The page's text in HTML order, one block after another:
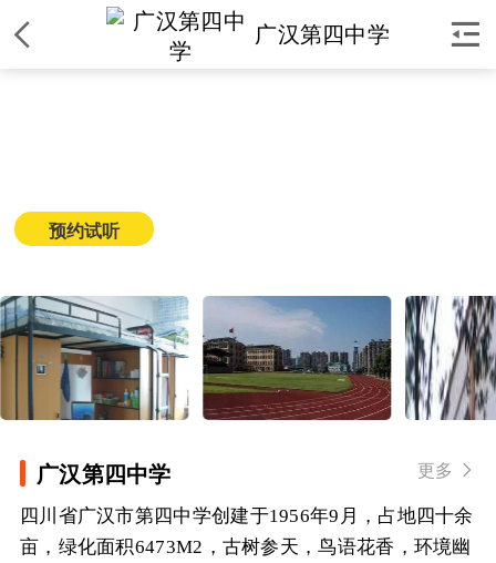
广汉第四中学
 
预约试听
广汉第四中学 更多 
四川省广汉市第四中学创建于1956年9月，占地四十余
亩，绿化面积6473M2，古树参天，鸟语花香，环境幽